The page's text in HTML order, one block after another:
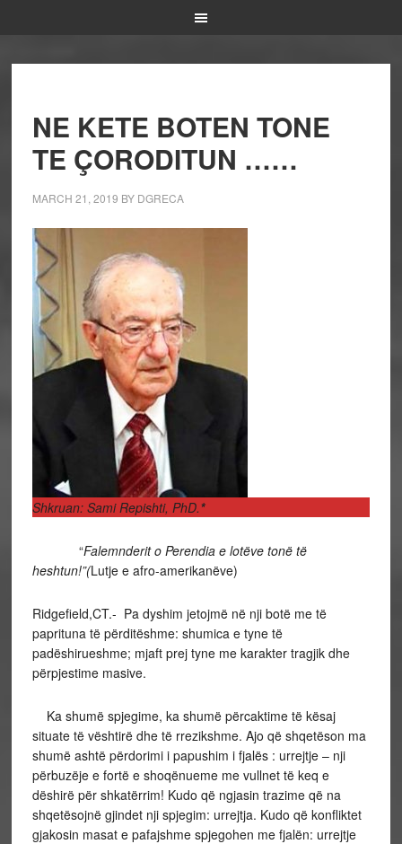
NE KETE BOTEN TONE
TE ÇORODITUN ……
MARCH 21, 2019 BY DGRECA
Shkruan: Sami Repishti, PhD.*
“Falemnderit o Perendia e lotëve tonë të
heshtun!”(Lutje e afro-amerikanëve)
Ridgefield,CT.- Pa dyshim jetojmë në nji botë me të
paprituna të përditëshme: shumica e tyne të
padëshirueshme; mjaft prej tyne me karakter tragjik dhe
përpjestime masive.
Ka shumë spjegime, ka shumë përcaktime të kësaj
situate të vështirë dhe të rrezikshme. Ajo që shqetëson ma
shumë ashtë përdorimi i papushim i fjalës : urrejtje – nji
përbuzëje e fortë e shoqënueme me vullnet të keq e
dëshirë për shkatërrim! Kudo që ngjasin trazime që na
shqetësojnë gjindet nji spjegim: urrejtja. Kudo që konfliktet
gjakosin masat e pafajshme spjegohen me fjalën: urrejtje